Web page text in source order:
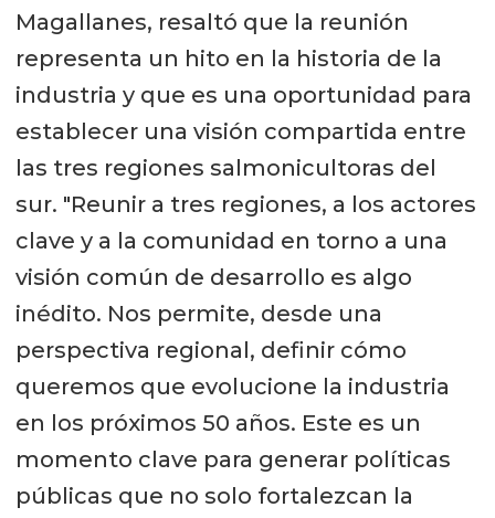
Magallanes, resaltó que la reunión
representa un hito en la historia de la
industria y que es una oportunidad para
establecer una visión compartida entre
las tres regiones salmonicultoras del
sur. "Reunir a tres regiones, a los actores
clave y a la comunidad en torno a una
visión común de desarrollo es algo
inédito. Nos permite, desde una
perspectiva regional, definir cómo
queremos que evolucione la industria
en los próximos 50 años. Este es un
momento clave para generar políticas
públicas que no solo fortalezcan la